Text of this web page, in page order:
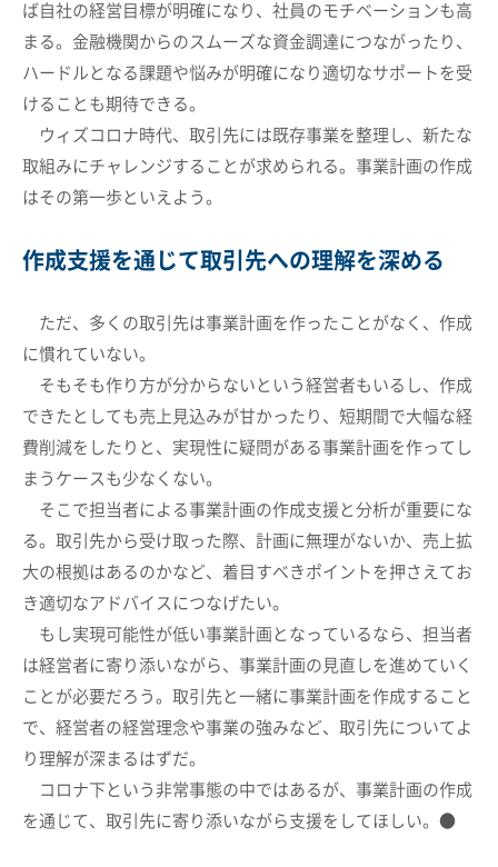
ば自社の経営目標が明確になり、社員のモチベーションも高
まる。金融機関からのスムーズな資金調達につながったり、
ハードルとなる課題や悩みが明確になり適切なサポートを受
けることも期待できる。
ウィズコロナ時代、取引先には既存事業を整理し、新たな
取組みにチャレンジすることが求められる。事業計画の作成
はその第一歩といえよう。
作成支援を通じて取引先への理解を深める
ただ、多くの取引先は事業計画を作ったことがなく、作成
に慣れていない。
そもそも作り方が分からないという経営者もいるし、作成
できたとしても売上見込みが甘かったり、短期間で大幅な経
費削減をしたりと、実現性に疑問がある事業計画を作ってし
まうケースも少なくない。
そこで担当者による事業計画の作成支援と分析が重要にな
る。取引先から受け取った際、計画に無理がないか、売上拡
大の根拠はあるのかなど、着目すべきポイントを押さえてお
き適切なアドバイスにつなげたい。
もし実現可能性が低い事業計画となっているなら、担当者
は経営者に寄り添いながら、事業計画の見直しを進めていく
ことが必要だろう。取引先と一緒に事業計画を作成すること
で、経営者の経営理念や事業の強みなど、取引先についてよ
り理解が深まるはずだ。
コロナ下という非常事態の中ではあるが、事業計画の作成
を通じて、取引先に寄り添いながら支援をしてほしい。●